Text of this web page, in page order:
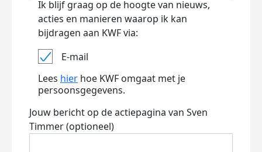
Ik blijf graag op de hoogte van nieuws,
acties en manieren waarop ik kan
bijdragen aan KWF via:
E-mail
Lees hier hoe KWF omgaat met je
persoonsgegevens.
Jouw bericht op de actiepagina van Sven
Timmer (optioneel)